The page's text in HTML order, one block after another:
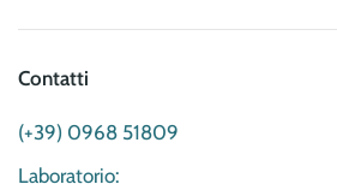
Contatti
(+39) 0968 51809
Laboratorio: